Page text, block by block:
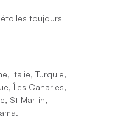
toujours
Italie, Turquie,
Îles Canaries,
St Martin,